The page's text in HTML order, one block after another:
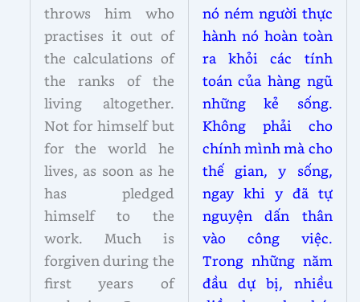
throws him who
practises it out of
the calculations of
the ranks of the
living altogether.
Not for himself but
for the world he
lives, as soon as he
has pledged
himself to the
work. Much is
forgiven during the
first years of
nó ném người thực
hành nó hoàn toàn
ra khỏi các tính
toán của hàng ngũ
những kẻ sống.
Không phải cho
chính mình mà cho
thế gian, y sống,
ngay khi y đã tự
nguyện dấn thân
vào công việc.
Trong những năm
đầu dự bị, nhiều